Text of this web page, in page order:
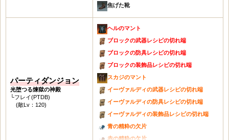
ヘラジカの角製ハープ
輝くルーンボックス
霜柱のハープ
青い刃のハープ
ウルフバートのハープ
オーディンのハープ
赤の精粋の欠片
凍てつく涙の精粋の欠片
燃え上がる炎の精粋の欠片
精製済みの白銀の精粋の欠片
イーヴァルディの装飾品レシピ
青の精粋
赤の精粋
銀色の精粋
凍てつく涙の精粋
燃え上がる炎の精粋
精製済みの白銀の精粋
空虚の支配者の鎧
[英雄]スキル教本:ソーサレス
[英雄]スキル教本:ローグ
[英雄]スキル教本:プリースト
[英雄]スキル教本:ガーディアン
巨人の鋼鉄魔法球
巨人の鋼鉄の双斧
巨人の板金鎧
雷の腕輪
忍耐の指輪
治癒のベルト
焦げた靴
パーティダンジョン
光堕つる煉獄の神殿
└フレイ(PTDB)
(敵Lv：120)
ヘルのマント
ブロックの武器レシピの切れ端
ブロックの防具レシピの切れ端
ブロックの装飾品レシピの切れ端
スカジのマント
イーヴァルディの武器レシピの切れ端
イーヴァルディの防具レシピの切れ端
イーヴァルディの装飾品レシピの切れ端
青の精粋の欠片
赤の精粋の欠片